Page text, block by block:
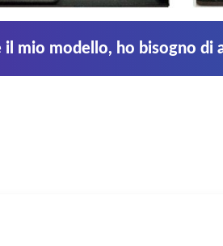
il mio modello, ho bisogno di